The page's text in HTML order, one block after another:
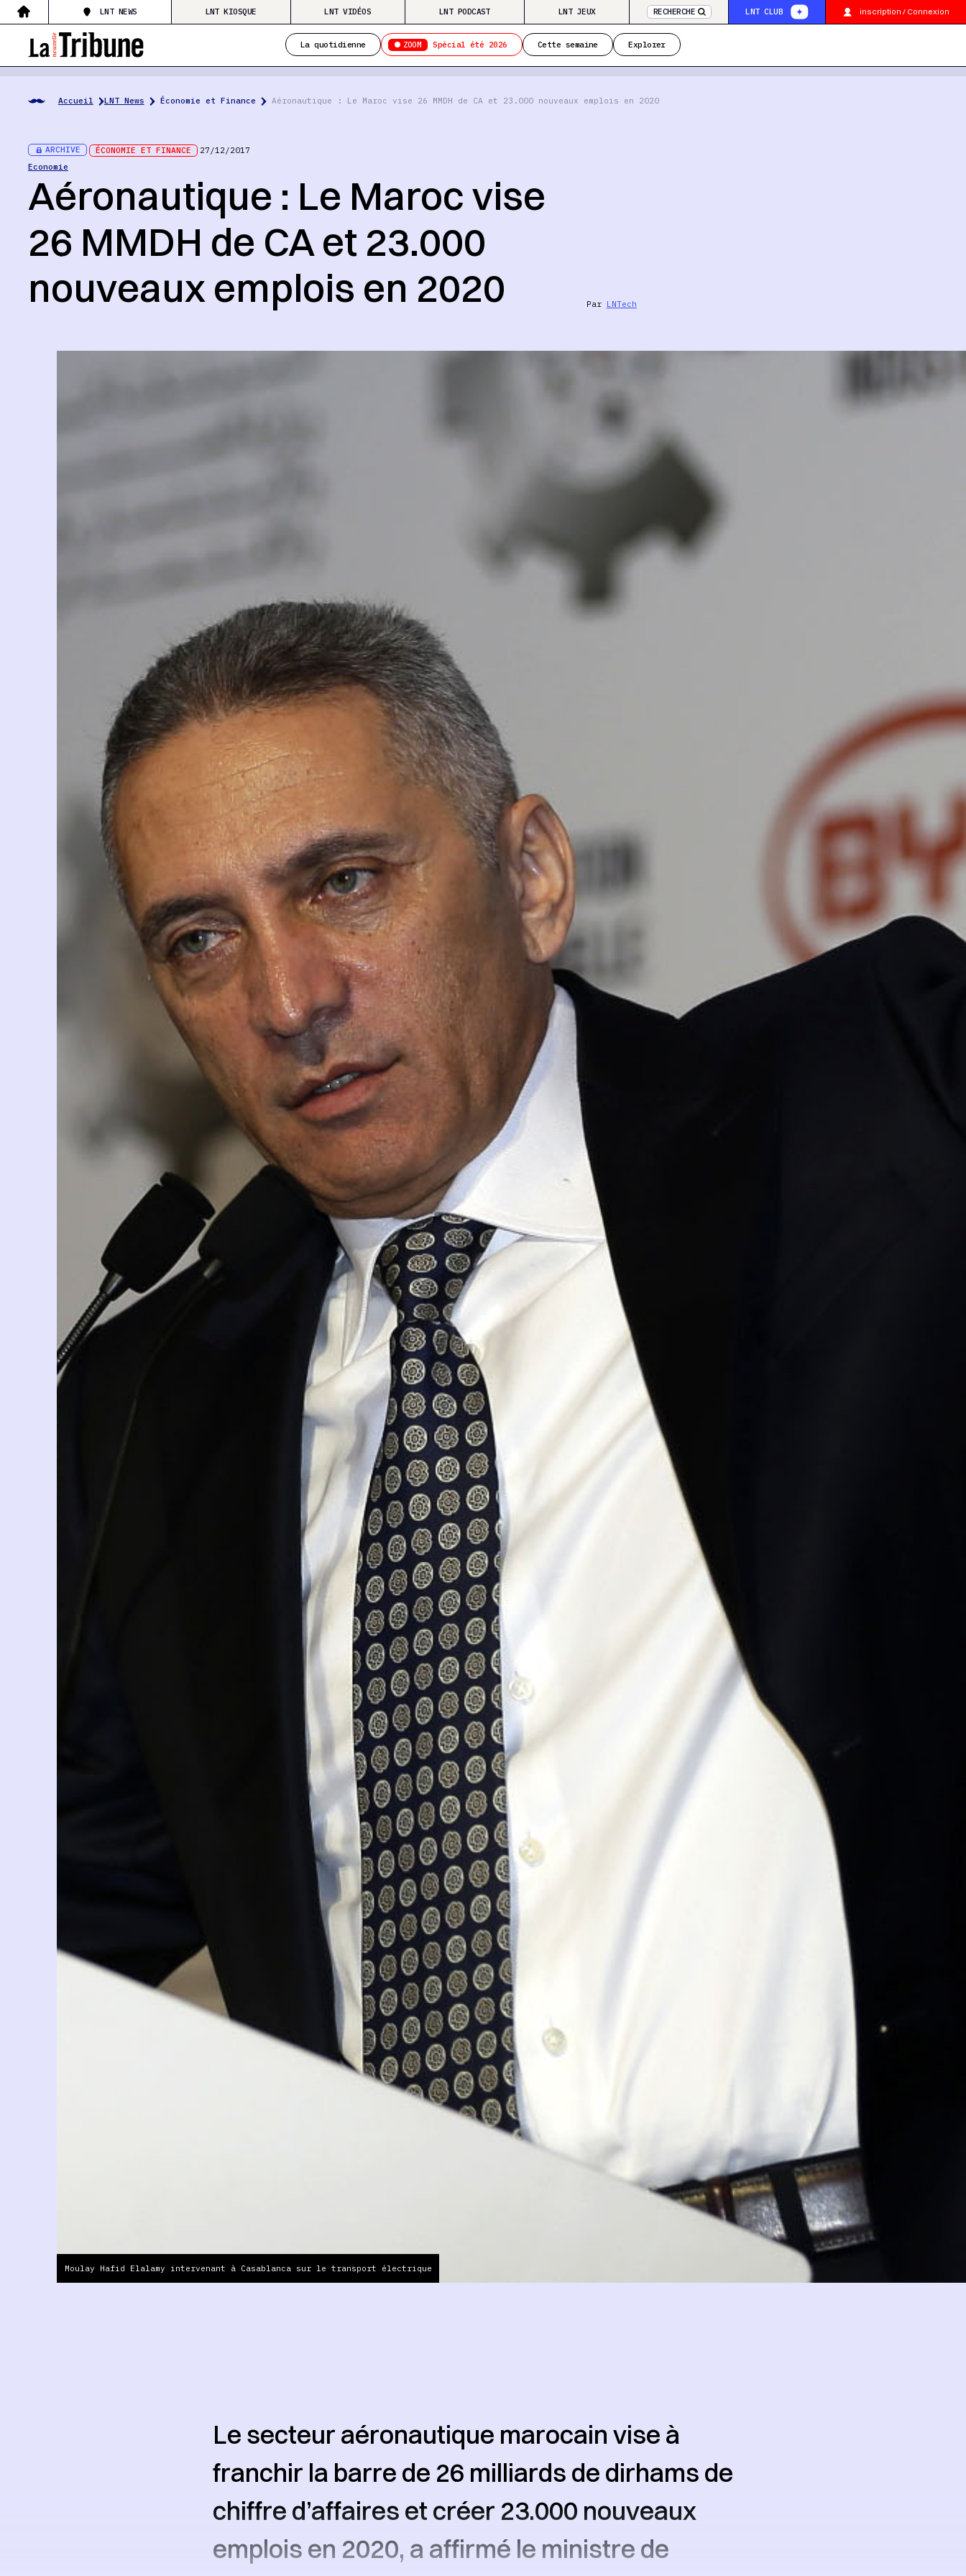
LNT NEWS LNT KIOSQUE LNT VIDÉOS LNT PODCAST LNT JEUX RECHERCHE LNT CLUB inscription / Connexion
La quotidienne ZOOM Spécial été 2026 Cette semaine Explorer
Accueil LNT News Économie et Finance Aéronautique : Le Maroc vise 26 MMDH de CA et 23.000 nouveaux emplois en 2020
ARCHIVE ÉCONOMIE ET FINANCE
27/12/2017
Economie
Aéronautique : Le Maroc vise
26 MMDH de CA et 23.000
nouveaux emplois en 2020
Par LNTech
Moulay Hafid Elalamy intervenant à Casablanca sur le transport électrique
Le secteur aéronautique marocain vise à
franchir la barre de 26 milliards de dirhams de
chiffre d’affaires et créer 23.000 nouveaux
emplois en 2020, a affirmé le ministre de